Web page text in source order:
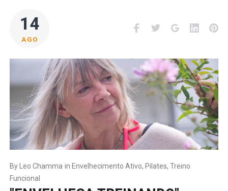
14
AGO
Facebook
TwitterGoogle+
By Leo Chamma in Envelhecimento Ativo, Pilates,Treino
Funcional